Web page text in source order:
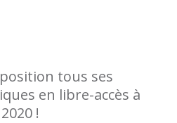
tous ses
en libre-accès à
!